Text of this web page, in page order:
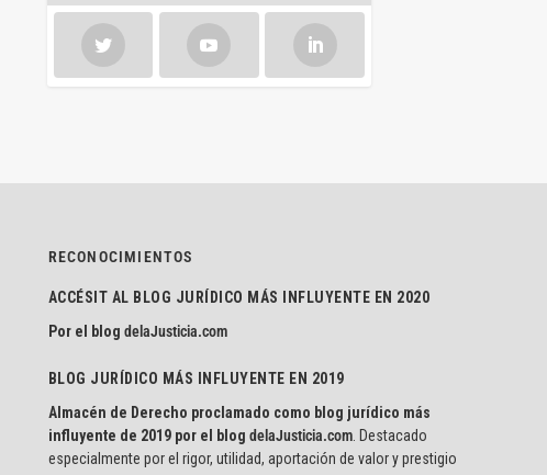
RECONOCIMIENTOS
ACCÉSIT AL BLOG JURÍDICO MÁS INFLUYENTE EN 2020
Por el blog delaJusticia.com
BLOG JURÍDICO MÁS INFLUYENTE EN 2019
Almacén de Derecho proclamado como blog jurídico más
influyente de 2019 por el blog delaJusticia.com. Destacado
especialmente por el rigor, utilidad, aportación de valor y prestigio